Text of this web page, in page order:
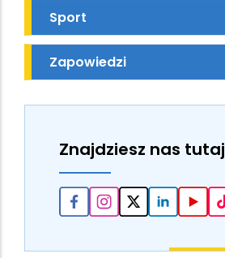
Sport
Zapowiedzi
Znajdziesz nas tutaj